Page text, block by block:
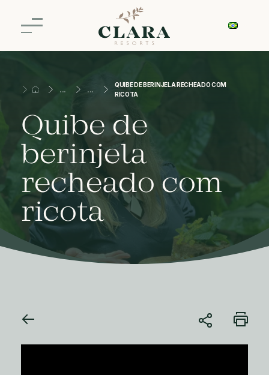
QUIBE DE BERINJELA RECHEADO COM
RICOTA
Quibe de
berinjela
recheado com
ricota